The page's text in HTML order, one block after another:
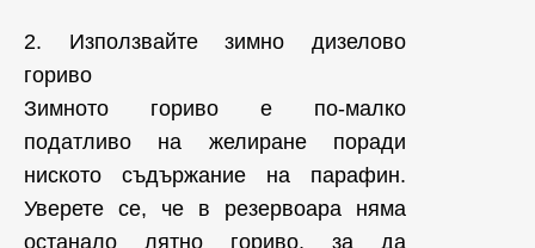
2. Използвайте зимно дизелово
гориво
Зимното гориво е по-малко
податливо на желиране поради
ниското съдържание на парафин.
Уверете се, че в резервоара няма
останало лятно гориво, за да